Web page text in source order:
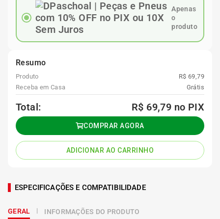
Apenas
o
produto
Resumo
Produto
R$ 69,79
Receba em Casa
Grátis
Total: R$ 69,79 no PIX
COMPRAR AGORA
ADICIONAR AO CARRINHO
ESPECIFICAÇÕES E COMPATIBILIDADE
GERAL INFORMAÇÕES DO PRODUTO